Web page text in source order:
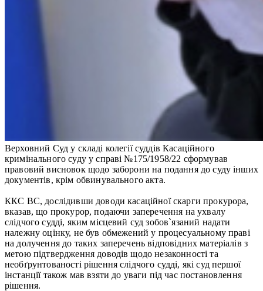
Верховний Суд у складі колегії суддів Касаційного
кримінального суду у справі №175/1958/22 сформував
правовий висновок щодо заборони на подання до суду інших
документів, крім обвинувального акта.
ККС ВС, дослідивши доводи касаційної скарги прокурора,
вказав, що прокурор, подаючи заперечення на ухвалу
слідчого судді, яким місцевий суд зобов`язаний надати
належну оцінку, не був обмежений у процесуальному праві
на долучення до таких заперечень відповідних матеріалів з
метою підтвердження доводів щодо незаконності та
необґрунтованості рішення слідчого судді, які суд першої
інстанції також мав взяти до уваги під час постановлення
рішення.